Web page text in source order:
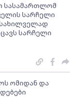
სასამართლომ
სარჩელი
სარჩელი
ომიდან და